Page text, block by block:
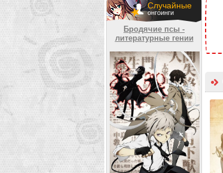
Случайные
онгоинги
Бродячие псы -
литературные гении